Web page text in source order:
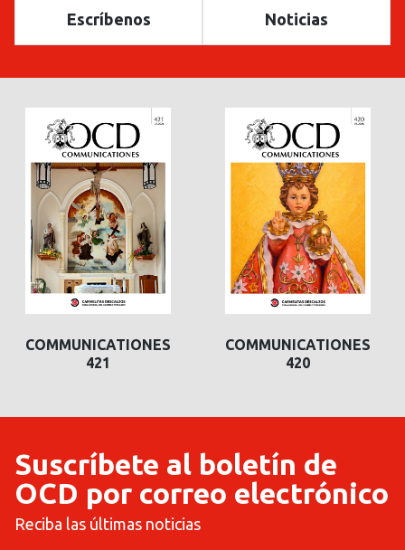
Escríbenos Noticias
COMMUNICATIONES
421
COMMUNICATIONES
420
Suscríbete al boletín de
OCD por correo electrónico
Reciba las últimas noticias